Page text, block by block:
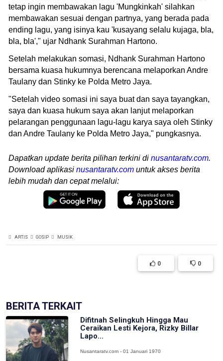
tetap ingin membawakan lagu 'Mungkinkah' silahkan
membawakan sesuai dengan partnya, yang berada pada
ending lagu, yang isinya kau 'kusayang selalu kujaga, bla,
bla, bla'," ujar Ndhank Surahman Hartono.
Setelah melakukan somasi, Ndhank Surahman Hartono
bersama kuasa hukumnya berencana melaporkan Andre
Taulany dan Stinky ke Polda Metro Jaya.
"Setelah video somasi ini saya buat dan saya tayangkan,
saya dan kuasa hukum saya akan lanjut melaporkan
pelarangan penggunaan lagu-lagu karya saya oleh Stinky
dan Andre Taulany ke Polda Metro Jaya," pungkasnya.
Dapatkan update berita pilihan terkini di nusantaratv.com.
Download aplikasi nusantaratv.com untuk akses berita
lebih mudah dan cepat melalui:
ARTIS GOSIP MUSIK
0 0
BERITA TERKAIT
Difitnah Selingkuh Hingga Mau
Ceraikan Lesti Kejora, Rizky Billar
Lapo...
Nusantaratv.com - 01 Januari 1970